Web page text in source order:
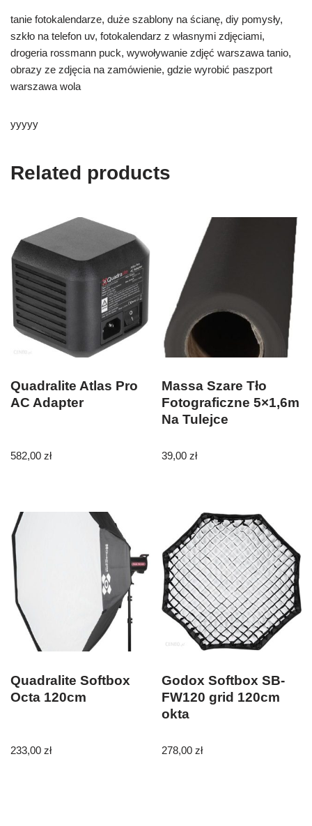
tanie fotokalendarze, duże szablony na ścianę, diy pomysły,
szkło na telefon uv, fotokalendarz z własnymi zdjęciami,
drogeria rossmann puck, wywoływanie zdjęć warszawa tanio,
obrazy ze zdjęcia na zamówienie, gdzie wyrobić paszport
warszawa wola
yyyyy
Related products
Quadralite Atlas Pro
AC Adapter
582,00 zł
Massa Szare Tło
Fotograficzne 5×1,6m
Na Tulejce
39,00zł
Quadralite Softbox
Octa 120cm
233,00 zł
Godox Softbox SB-
FW120 grid 120cm
okta
278,00zł